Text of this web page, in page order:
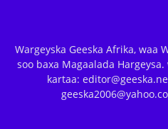
Wargeyska Geeska Afrika, waa
soo baxa Magaalada
kartaa: